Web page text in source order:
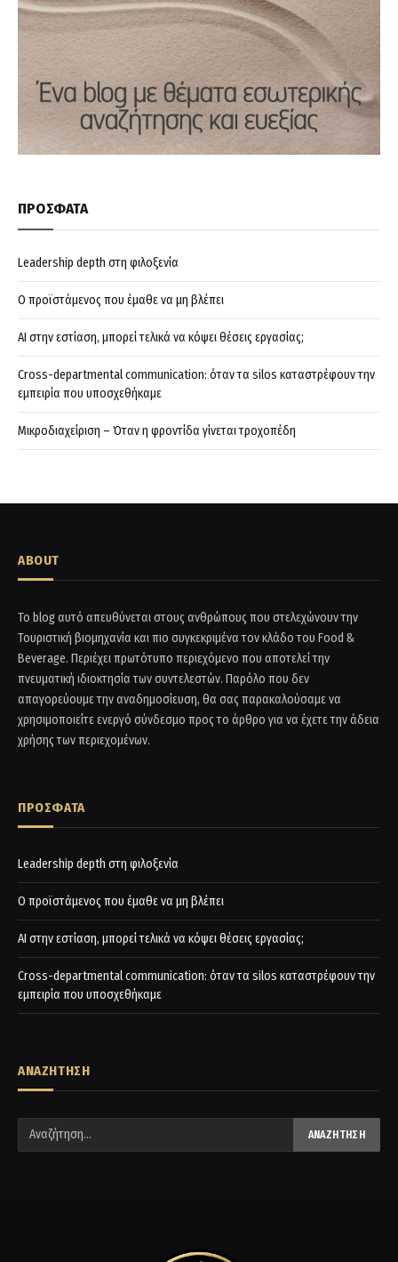
ΠΡΟΣΦΑΤΑ
Leadership depth στη φιλοξενία
Ο προϊστάμενος που έμαθε να μη βλέπει
AI στην εστίαση, μπορεί τελικά να κόψει θέσεις εργασίας;
Cross-departmental communication: όταν τα silos καταστρέφουν την
εμπειρία που υποσχεθήκαμε
Μικροδιαχείριση – Όταν η φροντίδα γίνεται τροχοπέδη
ABOUT
Το blog αυτό απευθύνεται στους ανθρώπους που στελεχώνουν την
Τουριστική βιομηχανία και πιο συγκεκριμένα τον κλάδο του Food &
Beverage. Περιέχει πρωτότυπο περιεχόμενο που αποτελεί την
πνευματική ιδιοκτησία των συντελεστών. Παρόλο που δεν
απαγορεύουμε την αναδημοσίευση, θα σας παρακαλούσαμε να
χρησιμοποιείτε ενεργό σύνδεσμο προς το άρθρο για να έχετε την άδεια
χρήσης των περιεχομένων.
ΠΡΟΣΦΑΤΑ
Leadership depth στη φιλοξενία
Ο προϊστάμενος που έμαθε να μη βλέπει
AI στην εστίαση, μπορεί τελικά να κόψει θέσεις εργασίας;
Cross-departmental communication: όταν τα silos καταστρέφουν την
εμπειρία που υποσχεθήκαμε
ΑΝΑΖΗΤΗΣΗ